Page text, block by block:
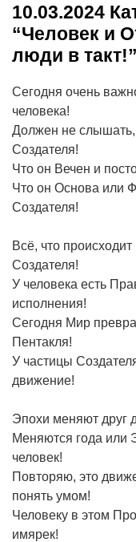
10.03.2024
“Человек и
люди в такт!”
Сегодня очень
человека!
Должен не слышать,
Создателя!
Что он Вечен и
Что он Основа или
Создателя!
Всё, что
Создателя!
У человека есть
исполнения!
Сегодня Мир
Пентакля!
У частицы
движение!
Эпохи меняют друг
Меняются года или
человек!
Повторяю, это
понять умом!
Человеку в этом
имярек!